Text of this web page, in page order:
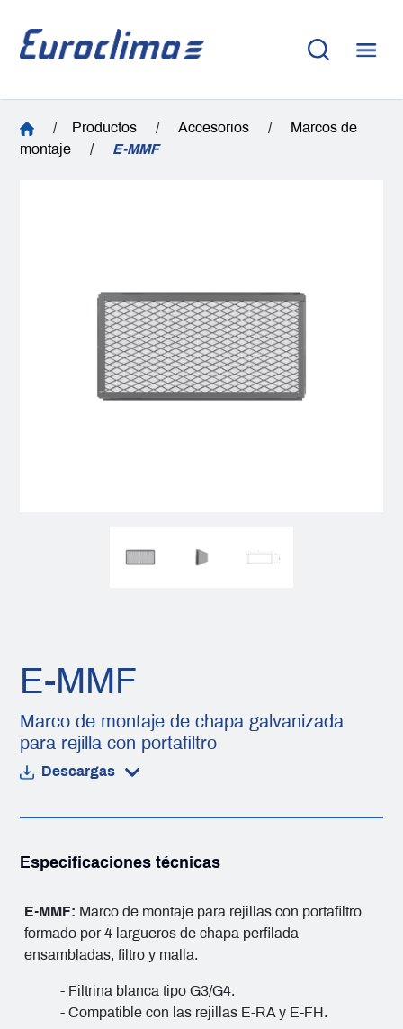
/ Productos / Accesorios /
Marcos de
montaje
/ E-MMF
E-MMF
Marco de montaje de chapa galvanizada
para rejilla con portafiltro
Descargas
Especificaciones técnicas
E-MMF: Marco de montaje para rejillas con portafiltro
formado por 4 largueros de chapa perfilada
ensambladas, filtro y malla.
- Filtrina blanca tipo G3/G4.
- Compatible con las rejillas E-RA y E-FH.